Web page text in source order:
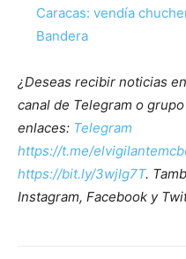
Caracas: vendía
Bandera
¿Deseas recibir noticias
canal de Telegram o
enlaces: Telegram
https://t.me/
https://bit.ly/3wjIg7T.
Instagram, Facebook y